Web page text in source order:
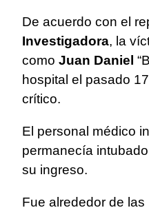
De acuerdo con el
Investigadora, la
como Juan Daniel
hospital el pasado
crítico.
El personal médico
permanecía
su ingreso.
Fue alrededor de